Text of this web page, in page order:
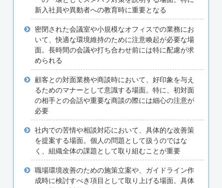
新入社員や異動者への教育時に重要となる
密閉された会議室や小規模なオフィスでの業務にお
いて、快適な環境維持のために注意喚起が必要な場
面。長時間の会議や打ち合わせ前には特に配慮が求
められる
顧客との対面業務や商談時において、好印象を与え
るためのマナーとして意識する場面。特に、初対面
の相手との会話や重要な商談の際には細心の注意が
必要
社内での苦情や相談対応において、具体的な改善策
を提案する場面。個人の問題として扱うのではな
く、組織全体の課題として取り組むことが重要
職場環境改善のための施策立案や、ガイドライン作
成時に検討すべき項目として取り上げる場面。具体